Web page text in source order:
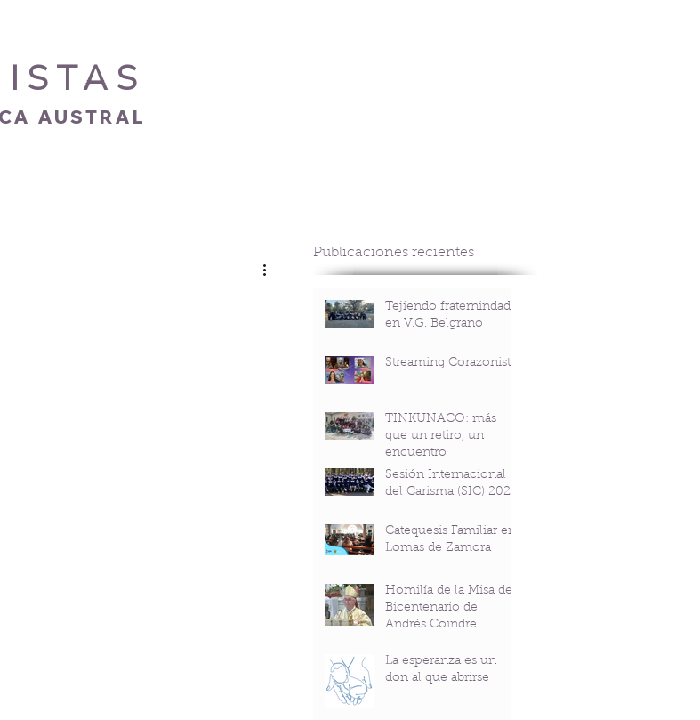
AUSTRAL
Publicaciones recientes
Tejiendo fraternindad
en V.G. Belgrano
Streaming Corazonista
TINKUNACO: más
que un retiro, un
encuentro
Sesión Internacional
del Carisma (SIC) 2026
Catequesis Familiar en
Lomas de Zamora
Homilía de la Misa del
Bicentenario de
Andrés Coindre
La esperanza es un
don al que abrirse